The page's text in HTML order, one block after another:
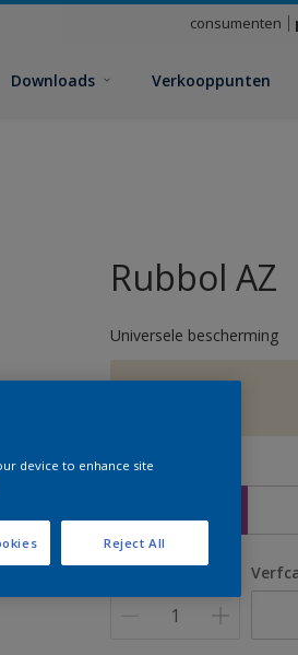
consumenten
Downloads Verkooppunten
Rubbol AZ
Universele bescherming
Grootte
Aantal
device to enhance site
Reject All